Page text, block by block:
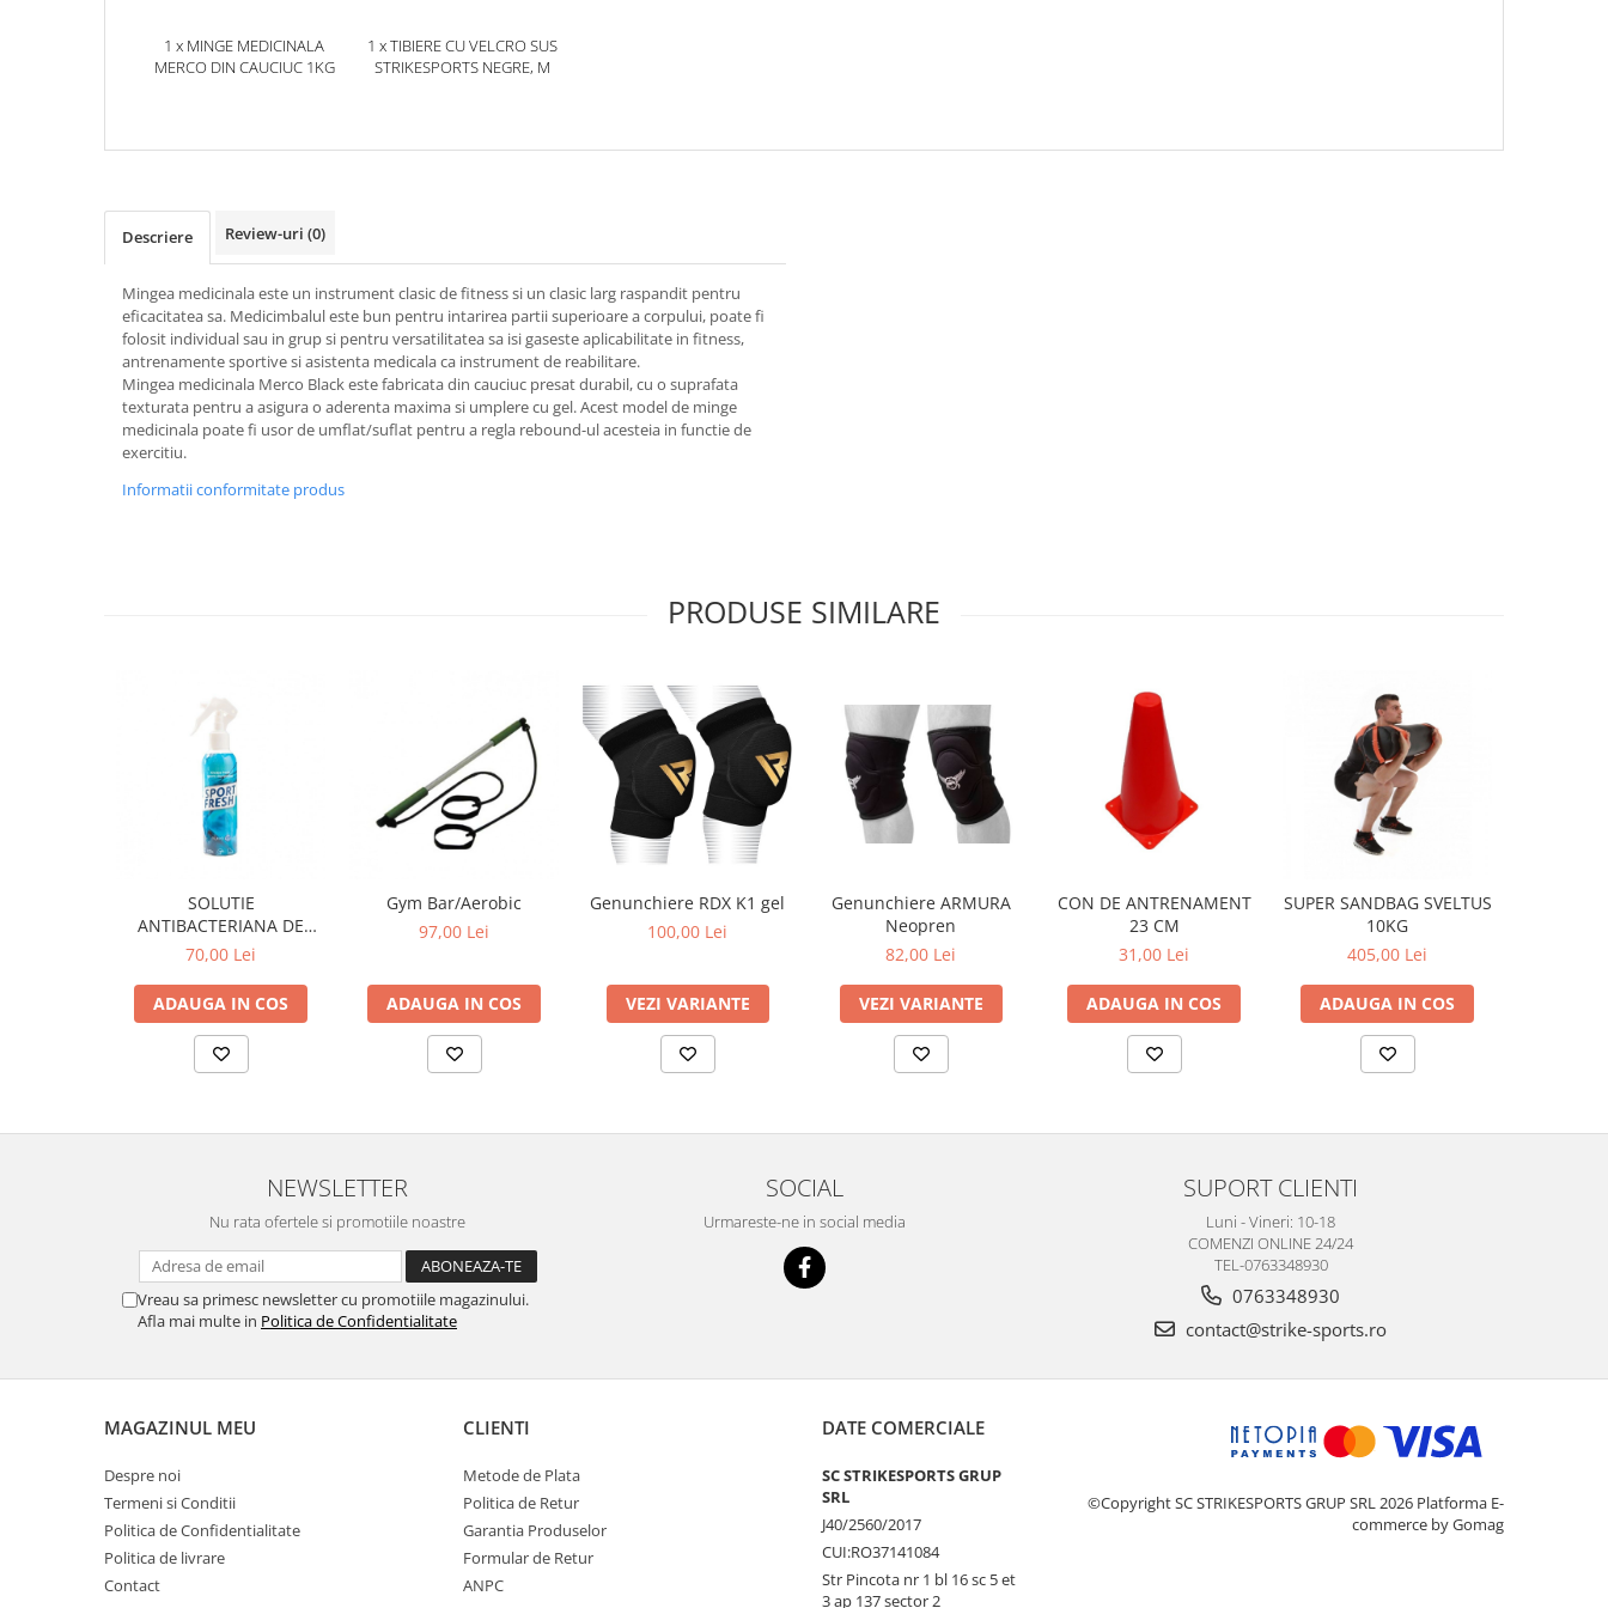
Accesorii Lupte/Wrestling
Dotari Sala/Dojo
Suplimente pt Masa Musculara
Ardere/Slabire
Vitamine/Minerale
Medicina Sportiva/Recuperare
1 x MINGE MEDICINALA
MERCO DIN CAUCIUC 1KG
1 x TIBIERE CU VELCRO SUS
STRIKESPORTS NEGRE, M
Descriere Review-uri (0)
Mingea medicinala este un instrument clasic de fitness si un clasic larg raspandit pentru
eficacitatea sa. Medicimbalul este bun pentru intarirea partii superioare a corpului, poate fi
folosit individual sau in grup si pentru versatilitatea sa isi gaseste aplicabilitate in fitness,
antrenamente sportive si asistenta medicala ca instrument de reabilitare.
Mingea medicinala Merco Black este fabricata din cauciuc presat durabil, cu o suprafata
texturata pentru a asigura o aderenta maxima si umplere cu gel. Acest model de minge
medicinala poate fi usor de umflat/suflat pentru a regla rebound-ul acesteia in functie de
exercitiu.
Informatii conformitate produs
PRODUSE SIMILARE
SOLUTIE
ANTIBACTERIANA DE
CURATARE ECHIPAMENT70,00 Lei
ADAUGA IN COS
Gym Bar/Aerobic
97,00 Lei
ADAUGA IN COS
Genunchiere RDX K1 gel
100,00 Lei
VEZI VARIANTE
Genunchiere ARMURA
Neopren
82,00 Lei
VEZI VARIANTE
CON DE ANTRENAMENT
23 CM
31,00 Lei
ADAUGA IN COS
SUPER SANDBAG SVELTUS
10KG
405,00 Lei
ADAUGA IN COS
NEWSLETTER
Nu rata ofertele si promotiile noastre
Vreau sa primesc newsletter cu promotiile magazinului.
Afla mai multe in Politica de Confidentialitate
SOCIAL
Urmareste-ne in social media
SUPORT CLIENTI
Luni - Vineri: 10-18
COMENZI ONLINE 24/24
TEL-0763348930
0763348930
contact@strike-sports.ro
MAGAZINUL MEU
Despre noi
Termeni si Conditii
Politica de Confidentialitate
Politica de livrare
Contact
CLIENTI
Metode de Plata
Politica de Retur
Garantia Produselor
Formular de Retur
ANPC
DATE COMERCIALE
SC STRIKESPORTS GRUP
SRL
J40/2560/2017
CUI:RO37141084
Str Pincota nr 1 bl 16 sc 5 et
3 ap 137 sector 2
©Copyright SC STRIKESPORTS GRUP SRL 2026 Platforma E-
commerce by Gomag